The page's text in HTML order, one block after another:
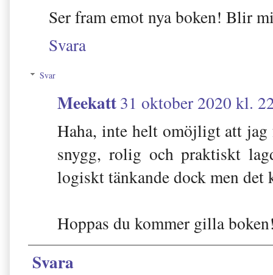
Ser fram emot nya boken! Blir
Svara
Svar
Meekatt31 oktober 2020 kl.
Haha, inte helt omöjligt att
snygg, rolig och praktiskt
logiskt tänkande dock men det
Hoppas du kommer gilla
Svara